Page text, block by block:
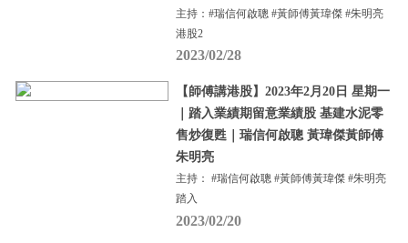
主持：#瑞信何啟聰 #黃師傅黃瑋傑 #朱明亮
港股2
2023/02/28
【師傅講港股】2023年2月20日 星期一
｜踏入業績期留意業績股 基建水泥零
售炒復甦｜瑞信何啟聰 黃瑋傑黃師傅
朱明亮
主持： #瑞信何啟聰 #黃師傅黃瑋傑 #朱明亮
踏入
2023/02/20